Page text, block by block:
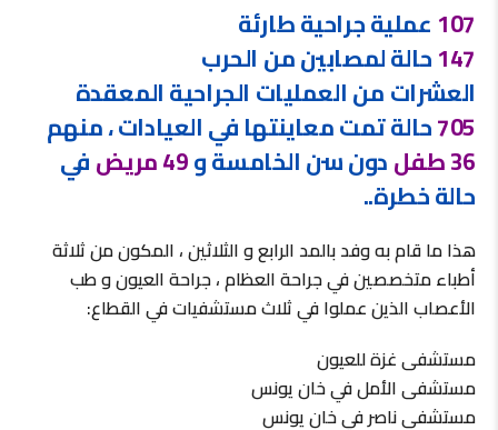
107 عملية جراحية طارئة
147حالة لمصابين من الحرب
العشرات من العمليات الجراحية المعقدة
705حالة تمت معاينتها في العيادات ، منهم
36 طفل دون سن الخامسة و49 مريض في
حالة خطرة..
هذا ما قام به وفد بالمد الرابع و الثلاثين ، المكون من ثلاثة
أطباء متخصصين في جراحة العظام ، جراحة العيون و طب
الأعصاب الذين عملوا في ثلاث مستشفيات في القطاع:
مستشفى غزة للعيون
مستشفى الأمل في خان يونس
مستشفى ناصر في خان يونس